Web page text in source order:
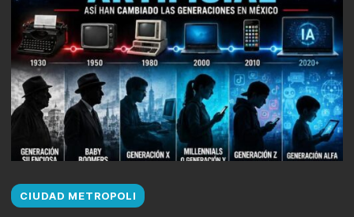
CIUDAD METROPOLI